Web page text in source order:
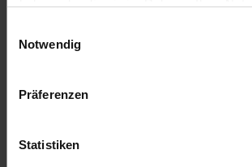
haben oder die sie im Rahmen Ihrer
Notwendig
Präferenzen
Statistiken
Optimierung